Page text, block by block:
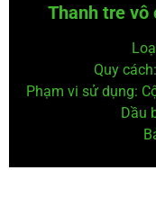
Thanh tre vô
Quy
Phạm vi sử dụng:
Dầu